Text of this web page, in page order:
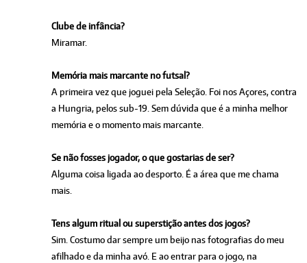
Clube de infância?
Miramar.
Memória mais marcante no futsal?
A primeira vez que joguei pela Seleção. Foi nos Açores, contra
a Hungria, pelos sub-19. Sem dúvida que é a minha melhor
memória e o momento mais marcante.
Se não fosses jogador, o que gostarias de ser?
Alguma coisa ligada ao desporto. É a área que me chama
mais.
Tens algum ritual ou superstição antes dos jogos?
Sim. Costumo dar sempre um beijo nas fotografias do meu
afilhado e da minha avó. E ao entrar para o jogo, na